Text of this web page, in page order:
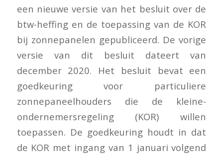
een nieuwe versie van het besluit over de
btw-heffing en de toepassing van de KOR
bij zonnepanelen gepubliceerd. De vorige
versie van dit besluit dateert van
december 2020. Het besluit bevat een
goedkeuring voor particuliere
zonnepaneelhouders die de kleine-
ondernemersregeling (KOR) willen
toepassen. De goedkeuring houdt in dat
de KOR met ingang van 1 januari volgend